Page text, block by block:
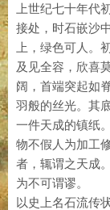
上世纪七十年代
接处，时石嵌沙
上，绿色可人。
及见全容，欣喜
阔，首端突起如
羽般的丝光。其
一件天成的镇纸。
物不假人为加工
者，辄谓之天成
为不可谓谬。
以史上名石流传